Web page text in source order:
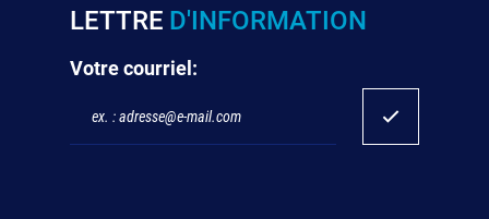
LETTRE D'INFORMATION
Votre courriel: